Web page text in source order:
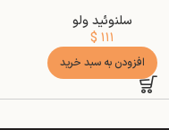
سلنوئید ولو
$ ۱۱۱
افزودن به سبد خرید